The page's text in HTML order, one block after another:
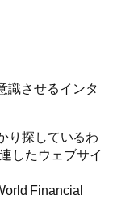
識させるインタ
り探しているわ
したウェブサイ
Financial